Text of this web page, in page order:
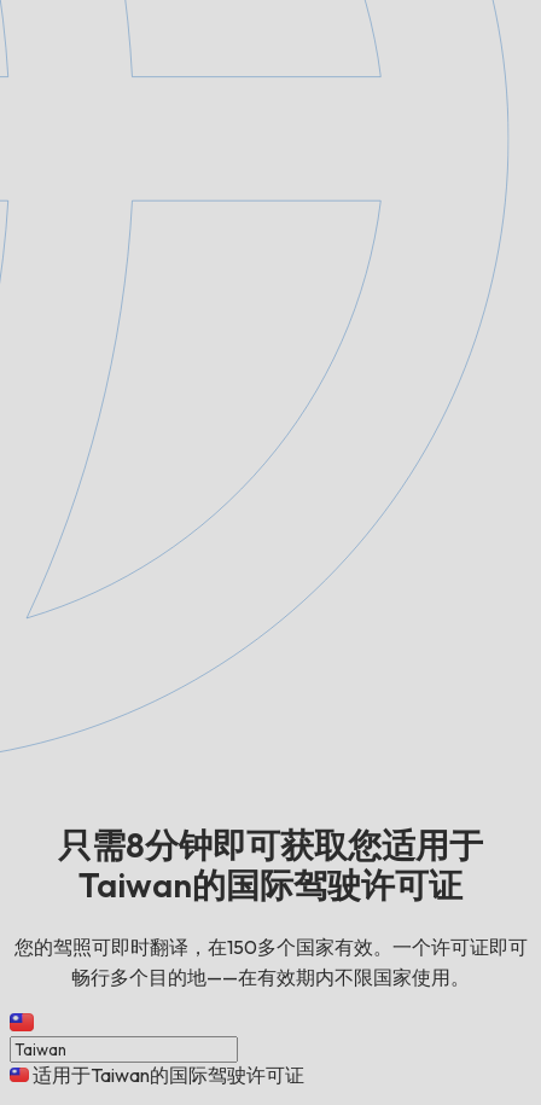
只需8分钟即可获取您适用于
Taiwan的国际驾驶许可证
您的驾照可即时翻译，在150多个国家有效。一个许可证即可
畅行多个目的地——在有效期内不限国家使用。
适用于Taiwan的国际驾驶许可证